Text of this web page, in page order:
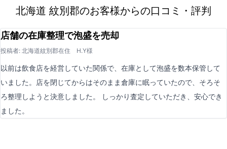
北海道 紋別郡のお客様からの口コミ・評判
店舗の在庫整理で泡盛を売却
投稿者: 北海道紋別郡在住 H.Y様
以前は飲食店を経営していた関係で、在庫として泡盛を数本保管して
いました。店を閉じてからはそのまま倉庫に眠っていたので、そろそ
ろ整理しようと決意しました。 しっかり査定していただき、安心でき
ました。